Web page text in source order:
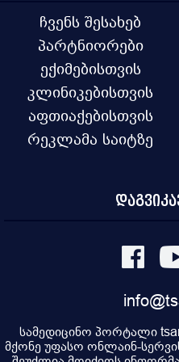
ჩვენს შესახებ
პარტნიორები
ექიმებისთვის
კლინიკებისთვის
აფთიაქებისთვის
რეკლამა საიტზე
სამედიცინო პორტალი
მქონე უფასო ონლაინ-